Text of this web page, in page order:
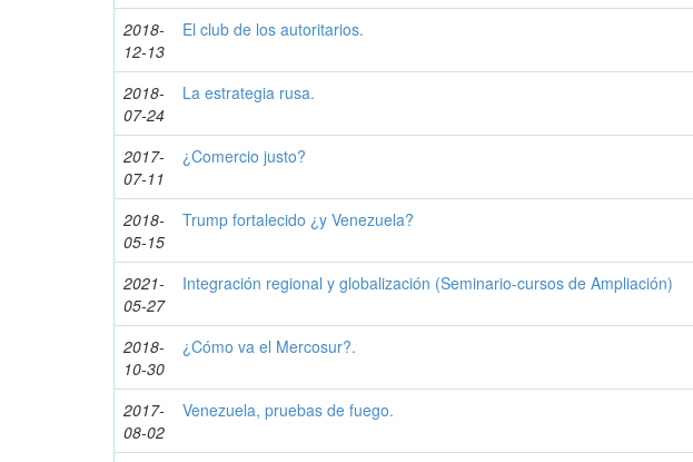
2018-
12-13
El club de los autoritarios.
2018-
07-24
La estrategia rusa.
2017-
07-11
¿Comercio justo?
2018-
05-15
Trump fortalecido ¿y Venezuela?
2021-
05-27
Integración regional y globalización (Seminario-cursos de Ampliación)
2018-
10-30
¿Cómo va el Mercosur?.
2017-
08-02
Venezuela, pruebas de fuego.